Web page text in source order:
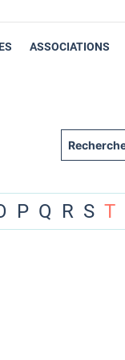
ASSOCIATIONS
P Q R S T